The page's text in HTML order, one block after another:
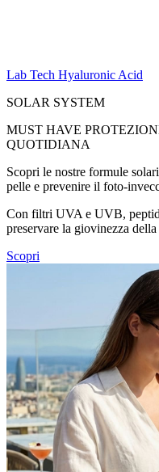
Lab Tech Hyaluronic Acid
SOLAR SYSTEM
MUST HAVE
QUOTIDIANA
Scopri le nostre formule
pelle e prevenire il foto-
Con filtri UVA e UVB,
preservare la giovinezza della
Scopri